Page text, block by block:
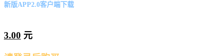
新版APP2.0客户端下载
3.00 元